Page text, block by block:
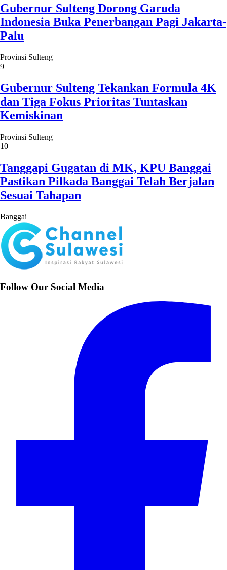
Gubernur Sulteng Dorong Garuda
Indonesia Buka Penerbangan Pagi Jakarta-
Palu
Provinsi Sulteng
9
Gubernur Sulteng Tekankan Formula 4K
dan Tiga Fokus Prioritas Tuntaskan
Kemiskinan
Provinsi Sulteng
10
Tanggapi Gugatan di MK, KPU Banggai
Pastikan Pilkada Banggai Telah Berjalan
Sesuai Tahapan
Banggai
Follow Our Social Media